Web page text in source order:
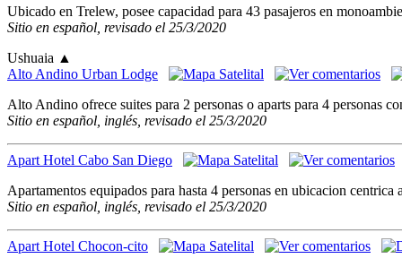
Ubicado en Trelew, posee capacidad para 43 pasajeros en
Sitio en español, revisado el 25/3/2020
Ushuaia ▲
Alto Andino Urban Lodge
Alto Andino ofrece suites para 2 personas o aparts para 4 personas
Sitio en español, inglés, revisado el 25/3/2020
Apart Hotel Cabo San Diego
Apartamentos equipados para hasta 4 personas en ubicacion
Sitio en español, inglés, revisado el 25/3/2020
Apart Hotel Chocon-cito